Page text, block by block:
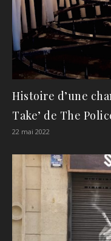
Histoire d’une
Take’ de The
22 mai 2022